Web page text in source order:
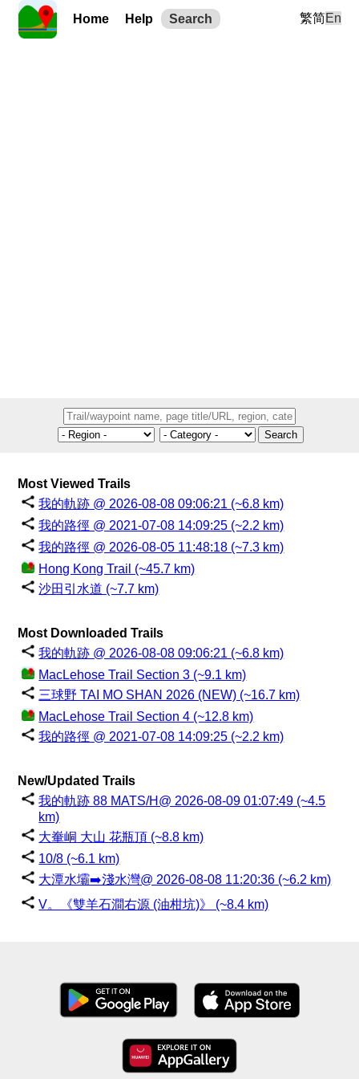
Home Help Search 繁简En
Search
Most Viewed Trails
我的軌跡 @ 2026-08-08 09:06:21 (~6.8 km)
我的路徑 @ 2021-07-08 14:09:25 (~2.2 km)
我的路徑 @ 2026-08-05 11:48:18 (~7.3 km)
Hong Kong Trail (~45.7 km)
沙田引水道 (~7.7 km)
Most Downloaded Trails
我的軌跡 @ 2026-08-08 09:06:21 (~6.8 km)
MacLehose Trail Section 3 (~9.1 km)
三球野 TAI MO SHAN 2026 (NEW) (~16.7 km)
MacLehose Trail Section 4 (~12.8 km)
我的路徑 @ 2021-07-08 14:09:25 (~2.2 km)
New/Updated Trails
我的軌跡 88 MATS/H@ 2026-08-09 01:07:49 (~4.5
km)
大輋峒 大山 花瓶頂 (~8.8 km)
10/8 (~6.1 km)
大潭水壩➡️淺水灣@ 2026-08-08 11:20:36 (~6.2 km)
V。《雙羊石澗右源 (油柑坑)》 (~8.4 km)